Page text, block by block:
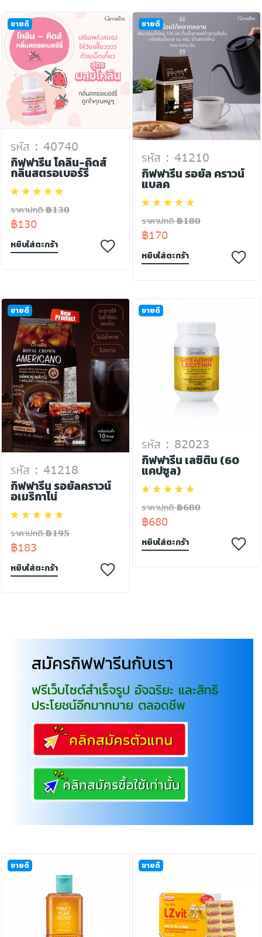
ขายดี
รหัส : 40740
กิฟฟารีน โคลิน-คิดส์
กลิ่นสตรอเบอร์รี่
ราคาปกติ ฿130
฿130
หยิบใส่ตะกร้า
ขายดี
รหัส : 41210
กิฟฟารีน รอยัล คราวน์
แบลค
ราคาปกติ ฿180
฿170
หยิบใส่ตะกร้า
ขายดี
รหัส : 41218
กิฟฟารีน รอยัลคราวน์
อเมริกาโน่
ราคาปกติ ฿195
฿183
หยิบใส่ตะกร้า
ขายดี
รหัส : 82023
กิฟฟารีน เลซิติน (60
แคปซูล)
ราคาปกติ ฿680
฿680
หยิบใส่ตะกร้า
สมัครกิฟฟารีนกับเรา
ฟรีเว็บไซต์สำเร็จรูป อัจฉริยะ และสิทธิ
ประโยชน์อีกมากมาย ตลอดชีพ
ขายดี ขายดี